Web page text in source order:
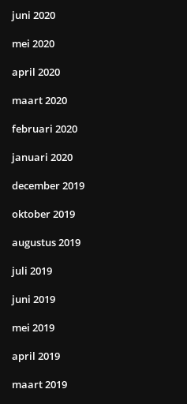
juni 2020
mei 2020
april 2020
maart 2020
februari 2020
januari 2020
december 2019
oktober 2019
augustus 2019
juli 2019
juni 2019
mei 2019
april 2019
maart 2019